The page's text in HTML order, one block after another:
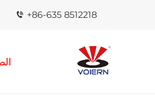
+86-635 8512218